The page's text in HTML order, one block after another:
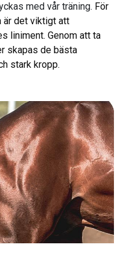
med vår träning. För
är det viktigt att
liniment. Genom att ta
skapas de bästa
stark kropp.